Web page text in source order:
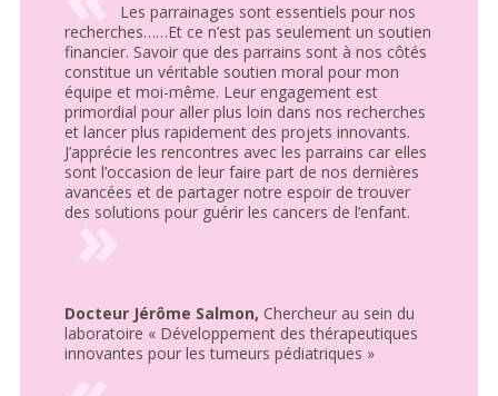
Les parrainages sont essentiels pour nos
recherches……Et ce n’est pas seulement un soutien
financier. Savoir que des parrains sont à nos côtés
constitue un véritable soutien moral pour mon
équipe et moi-même. Leur engagement est
primordial pour aller plus loin dans nos recherches
et lancer plus rapidement des projets innovants.
J’apprécie les rencontres avec les parrains car elles
sont l’occasion de leur faire part de nos dernières
avancées et de partager notre espoir de trouver
des solutions pour guérir les cancers de l’enfant.
Docteur Jérôme Salmon, Chercheur au sein du
laboratoire « Développement des thérapeutiques
innovantes pour les tumeurs pédiatriques »